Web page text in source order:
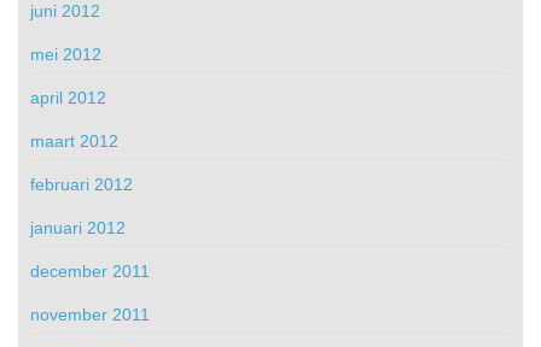
juni 2012
mei 2012
april 2012
maart 2012
februari 2012
januari 2012
december 2011
november 2011